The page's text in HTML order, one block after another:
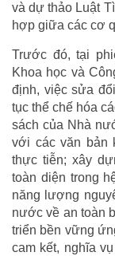
và dự thảo Luật
hợp giữa các cơ
Trước đó, tại
Khoa học và
định, việc sửa
tục thể chế hóa
sách của Nhà
với các văn bản
thực tiễn; xây
toàn diện trong
năng lượng
nước về an toàn
triển bền vững
cam kết, nghĩa